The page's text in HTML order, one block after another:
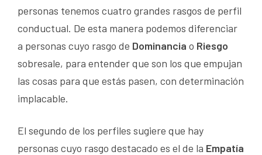
personas tenemos cuatro grandes rasgos de perfil
conductual. De esta manera podemos diferenciar
a personas cuyo rasgo de Dominancia o Riesgo
sobresale, para entender que son los que empujan
las cosas para que estás pasen, con determinación
implacable.
El segundo de los perfiles sugiere que hay
personas cuyo rasgo destacado es el de la Empatía